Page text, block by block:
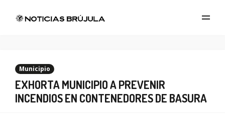
Municipio
EXHORTA MUNICIPIO A PREVENIR
INCENDIOS EN CONTENEDORES DE BASURA